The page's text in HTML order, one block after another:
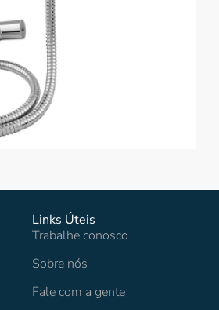
Links Úteis
Trabalhe conosco
Sobre nós
Fale com a gente